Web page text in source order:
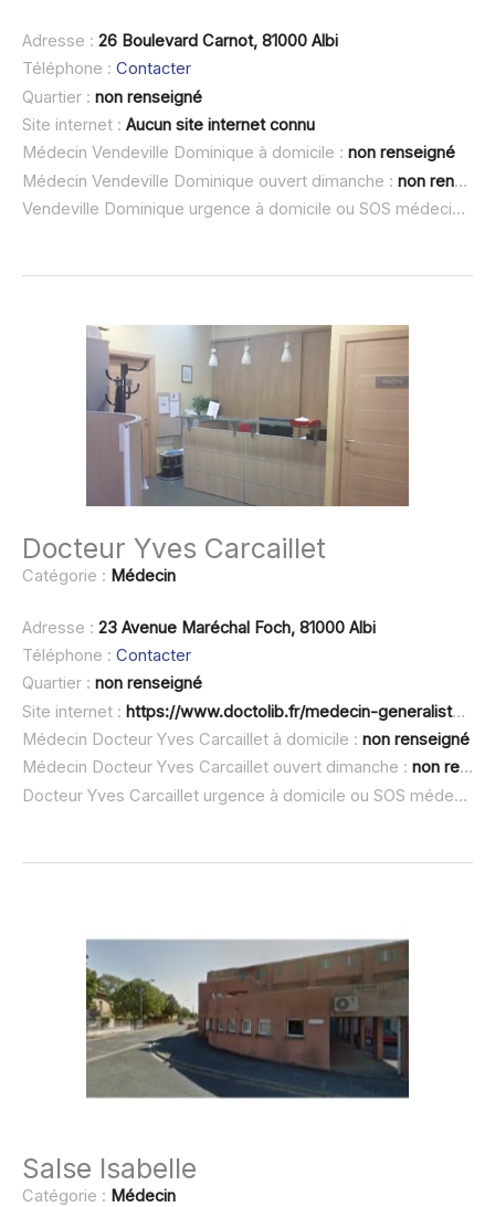
Adresse : 26 Boulevard Carnot, 81000 Albi
Téléphone : Contacter
Quartier : non renseigné
Site internet : Aucun site internet connu
Médecin Vendeville Dominique à domicile : non renseigné
Médecin Vendeville Dominique ouvert dimanche : non renseigné
Vendeville Dominique urgence à domicile ou SOS médecin :
Docteur Yves Carcaillet
Catégorie : Médecin
Adresse : 23 Avenue Maréchal Foch, 81000 Albi
Téléphone : Contacter
Quartier : non renseigné
Site internet : https://www.doctolib.fr/medecin-generaliste/albi/yves-carcaillet
Médecin Docteur Yves Carcaillet à domicile : non renseigné
Médecin Docteur Yves Carcaillet ouvert dimanche : non renseigné
Docteur Yves Carcaillet urgence à domicile ou SOS médecin :
Salse Isabelle
Catégorie : Médecin